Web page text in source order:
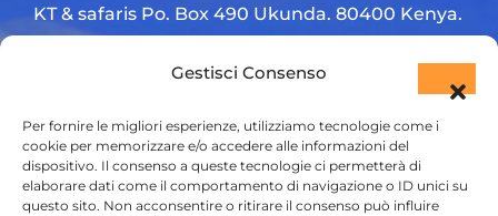
Gestisci Consenso
Per fornire le migliori esperienze, utilizziamo tecnologie come i
cookie per memorizzare e/o accedere alle informazioni del
dispositivo. Il consenso a queste tecnologie ci permetterà di
elaborare dati come il comportamento di navigazione o ID unici su
questo sito. Non acconsentire o ritirare il consenso può influire
KT & safaris Po. Box 490 Ukunda. 80400 Kenya.
ktsafaris5177@gmail.com